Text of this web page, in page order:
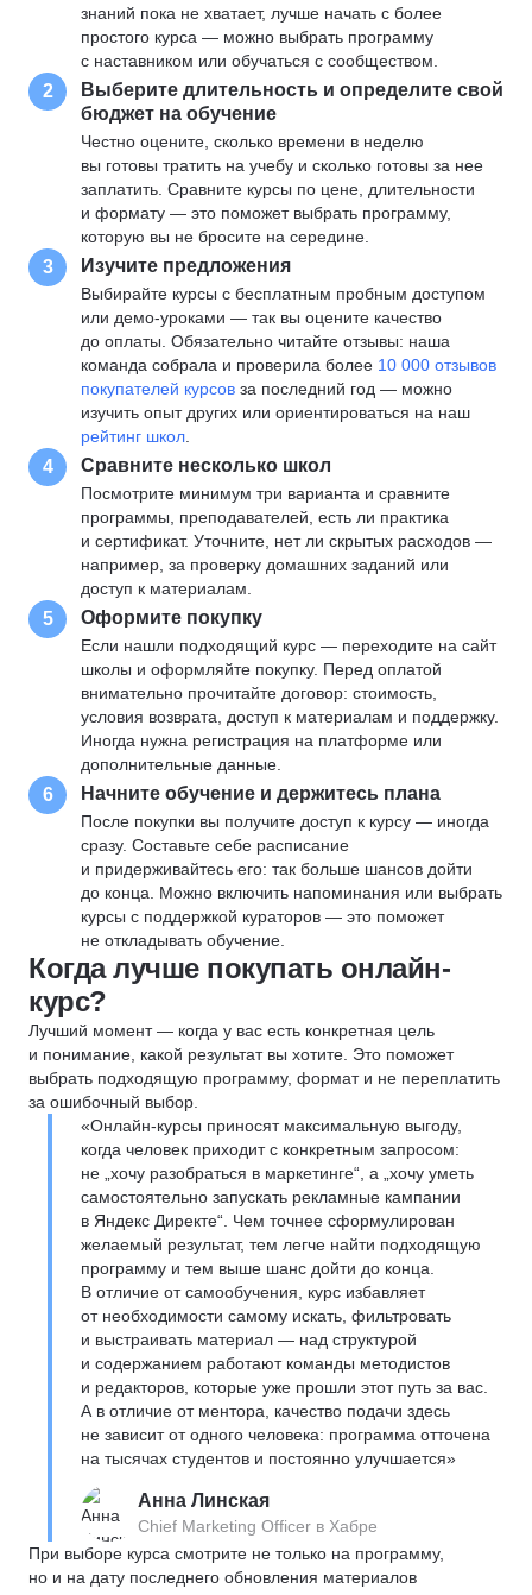
знаний пока не хватает, лучше начать с более
простого курса — можно выбрать программу
с наставником или обучаться с сообществом.
2
Выберите длительность и определите свой
бюджет на обучение
Честно оцените, сколько времени в неделю
вы готовы тратить на учебу и сколько готовы за нее
заплатить. Сравните курсы по цене, длительности
и формату — это поможет выбрать программу,
которую вы не бросите на середине.
3 Изучите предложения
Выбирайте курсы с бесплатным пробным доступом
или демо-уроками — так вы оцените качество
до оплаты. Обязательно читайте отзывы: наша
команда собрала и проверила более 10 000 отзывов
покупателей курсов за последний год — можно
изучить опыт других или ориентироваться на наш
рейтинг школ
4 Сравните несколько школ
Посмотрите минимум три варианта и сравните
программы, преподавателей, есть ли практика
и сертификат. Уточните, нет ли скрытых расходов —
например, за проверку домашних заданий или
доступ к материалам.
5 Оформите покупку
Если нашли подходящий курс — переходите на сайт
школы и оформляйте покупку. Перед оплатой
внимательно прочитайте договор: стоимость,
условия возврата, доступ к материалам и поддержку.
Иногда нужна регистрация на платформе или
дополнительные данные.
6 Начните обучение и держитесь плана
После покупки вы получите доступ к курсу — иногда
сразу. Составьте себе расписание
и придерживайтесь его: так больше шансов дойти
до конца. Можно включить напоминания или выбрать
курсы с поддержкой кураторов — это поможет
не откладывать обучение.
Когда лучше покупать онлайн-
курс?
Лучший момент — когда у вас есть конкретная цель
и понимание, какой результат вы хотите. Это поможет
выбрать подходящую программу, формат и не переплатить
за ошибочный выбор.
«Онлайн-курсы приносят максимальную выгоду,
когда человек приходит с конкретным запросом:
не „хочу разобраться в маркетинге“, а „хочу уметь
самостоятельно запускать рекламные кампании
в Яндекс Директе“. Чем точнее сформулирован
желаемый результат, тем легче найти подходящую
программу и тем выше шанс дойти до конца.
В отличие от самообучения, курс избавляет
от необходимости самому искать, фильтровать
и выстраивать материал — над структурой
и содержанием работают команды методистов
и редакторов, которые уже прошли этот путь за вас.
А в отличие от ментора, качество подачи здесь
не зависит от одного человека: программа отточена
на тысячах студентов и постоянно улучшается»
Анна Линская
Chief Marketing Officer в Хабре
При выборе курса смотрите не только на программу,
но и на дату последнего обновления материалов